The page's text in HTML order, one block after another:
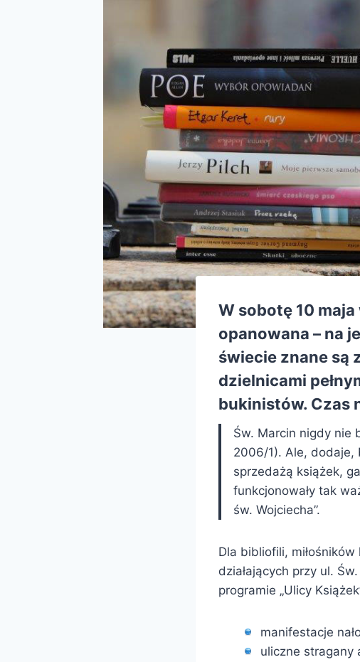
W sobotę 10
opanowana – na
świecie znane są
dzielnicami
bukinistów. Czas
Św. Marcin nigdy nie
2006/1). Ale, dodaje,
sprzedażą książek,
funkcjonowały tak
św. Wojciecha”.
Dla bibliofili,
działających przy ul.
programie „Ulicy
manifestacje
uliczne stragany